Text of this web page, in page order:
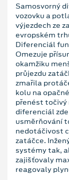
Samosvorný
vozovku a
výjezdech ze
evropském
Diferenciál
Omezuje
okamžiku
průjezdu
zmařila
kolu na
přenést točivý
diferenciál
usměrňování
nedotáčivost
zatáčce.
systémy tak,
zajišťovaly
reagovaly